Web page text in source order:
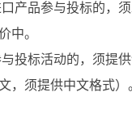
产品参与投标的，
中。
投标活动的，须提
，须提供中文格式）